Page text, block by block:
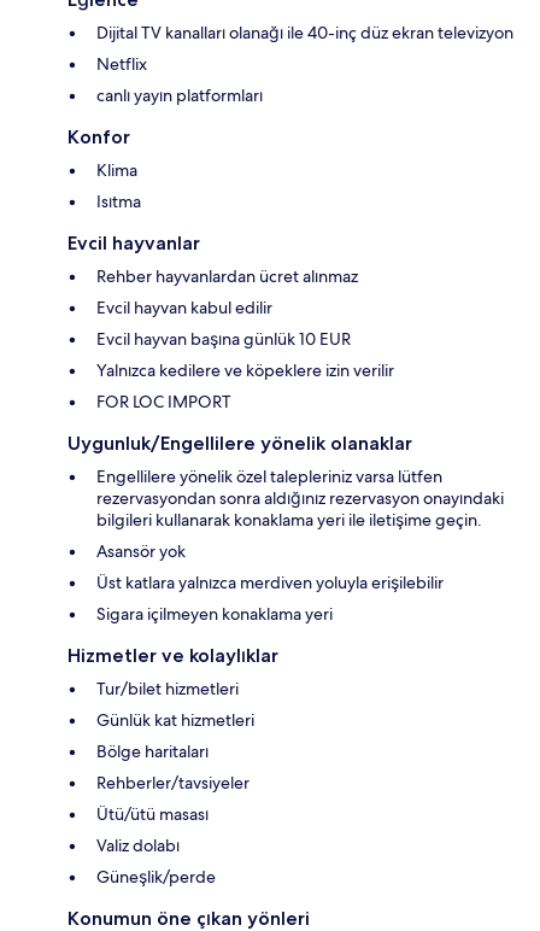
Dijital TV kanalları olanağı ile 40-inç düz ekran televizyon
Netflix
canlı yayın platformları
Konfor
Klima
Isıtma
Evcil hayvanlar
Rehber hayvanlardan ücret alınmaz
Evcil hayvan kabul edilir
Evcil hayvan başına günlük 10 EUR
Yalnızca kedilere ve köpeklere izin verilir
FOR LOC IMPORT
Uygunluk/Engellilere yönelik olanaklar
Engellilere yönelik özel talepleriniz varsa lütfen
rezervasyondan sonra aldığınız rezervasyon onayındaki
bilgileri kullanarak konaklama yeri ile iletişime geçin.
Asansör yok
Üst katlara yalnızca merdiven yoluyla erişilebilir
Sigara içilmeyen konaklama yeri
Hizmetler ve kolaylıklar
Tur/bilet hizmetleri
Günlük kat hizmetleri
Bölge haritaları
Rehberler/tavsiyeler
Ütü/ütü masası
Valiz dolabı
Güneşlik/perde
Konumun öne çıkan yönleri